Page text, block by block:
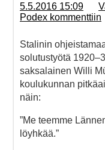
5.5.2016 15:09
Podex kommenttiin
Stalinin
solutustyötä
saksalainen Willi
koulukunnan
näin:
”Me teemme
löyhkää.”